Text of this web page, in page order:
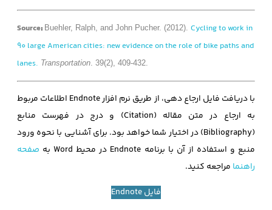
Source: Buehler, Ralph, and John Pucher. (2012). Cycling to work in
90 large American cities: new evidence on the role of bike paths and
lanes. Transportation. 39(2), 409-432.
با دریافت فایل ارجاع دهی، از طریق نرم افزار Endnote اطلاعات مربوط
به ارجاع در متن مقاله (Citation) و درج در فهرست منابع
(Bibliography) در اختیار شما خواهد بود. برای آشنایی با نحوه ورود
منبع و استفاده از آن با برنامه Endnote در محیط Word به
صفحه
راهنما مراجعه کنید.
فایل Endnote